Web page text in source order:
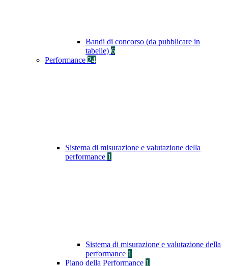
Bandi di concorso (da pubblicare in
tabelle) 6
Performance 24
Sistema di misurazione e valutazione della
performance 1
Sistema di misurazione e valutazione della
performance 1
Piano della Performance 1